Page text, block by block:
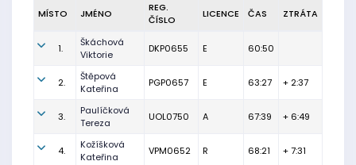
MÍSTO JMÉNO
REG.
ČÍSLO
LICENCE ČAS ZTRÁTA
1.
Škáchová
Viktorie
DKP0655 E 60:50
2.
Štěpová
Kateřina
PGP0657 E 63:27 + 2:37
3.
Paulíčková
Tereza
UOL0750 A 67:39 + 6:49
4.
Kožíšková
Kateřina
VPM0652 R 68:21 + 7:31